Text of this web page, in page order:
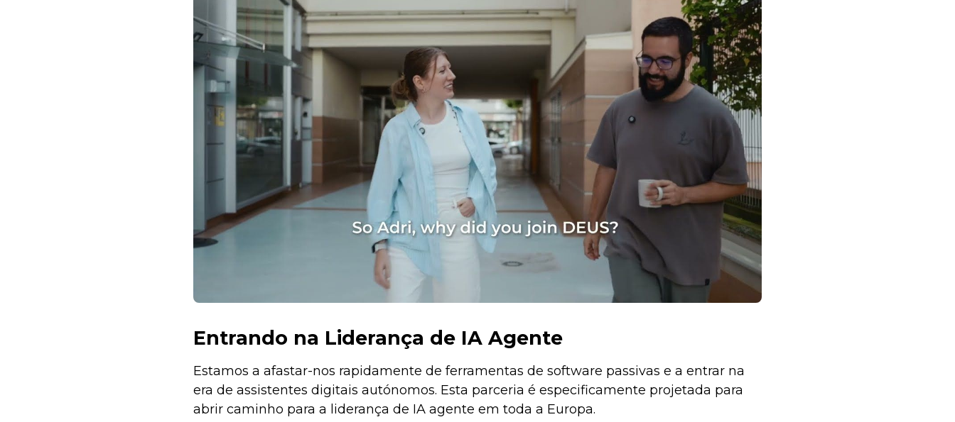
Entrando na Liderança de IA Agente
Estamos a afastar-nos rapidamente de ferramentas de software passivas e a entrar na
era de assistentes digitais autónomos. Esta parceria é especificamente projetada para
abrir caminho para a liderança de IA agente em toda a Europa.